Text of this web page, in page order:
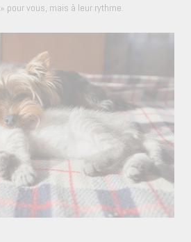
pour vous, mais à leur rythme.